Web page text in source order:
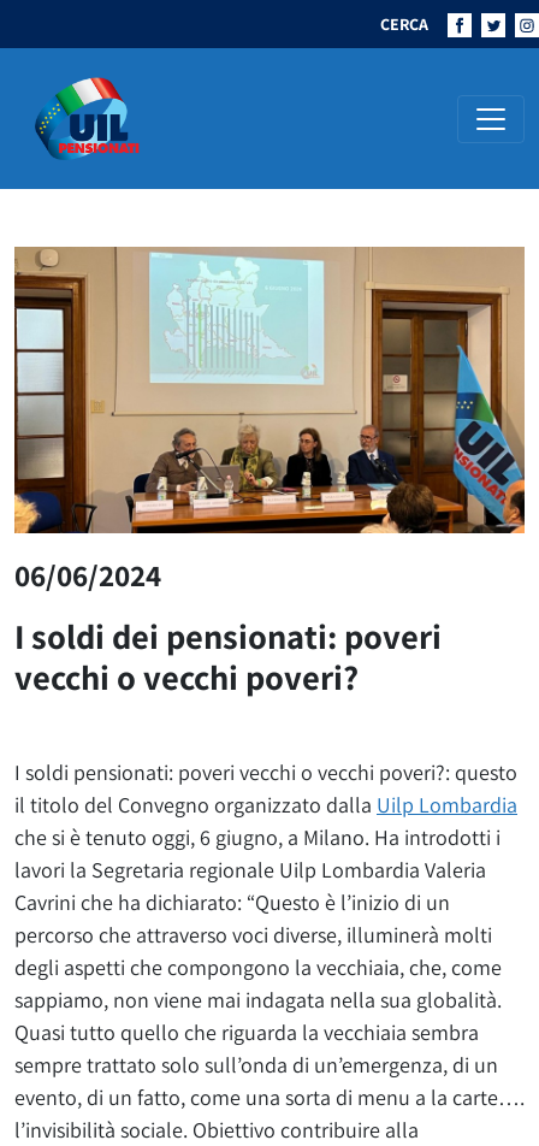
CERCA
Navigazione principale
06/06/2024
I soldi dei pensionati: poveri
vecchi o vecchi poveri?
I soldi pensionati: poveri vecchi o vecchi poveri?: questo
il titolo del Convegno organizzato dalla Uilp Lombardia
che si è tenuto oggi, 6 giugno, a Milano. Ha introdotti i
lavori la Segretaria regionale Uilp Lombardia Valeria
Cavrini che ha dichiarato: “Questo è l’inizio di un
percorso che attraverso voci diverse, illuminerà molti
degli aspetti che compongono la vecchiaia, che, come
sappiamo, non viene mai indagata nella sua globalità.
Quasi tutto quello che riguarda la vecchiaia sembra
sempre trattato solo sull’onda di un’emergenza, di un
evento, di un fatto, come una sorta di menu a la carte….
l’invisibilità sociale. Obiettivo contribuire alla